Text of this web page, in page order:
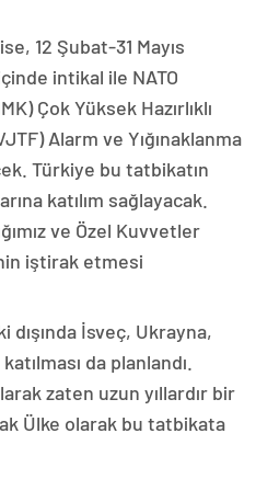
12 Şubat-31 Mayıs
intikal ile NATO
Çok Yüksek Hazırlıklı
Alarm ve Yığınaklanma
Türkiye bu tatbikatın
katılım sağlayacak.
ve Özel Kuvvetler
iştirak etmesi
dışında İsveç, Ukrayna,
da planlandı.
zaten uzun yıllardır bir
Ülke olarak bu tatbikata